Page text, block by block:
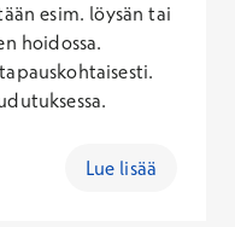
esim. löysän tai
hoidossa.
Lue lisää